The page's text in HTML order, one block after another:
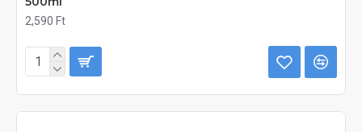
2,590 Ft